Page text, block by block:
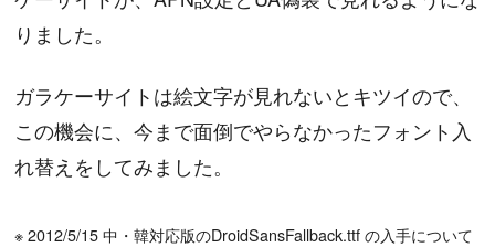
りました。
ガラケーサイトは絵文字が見れないとキツイので、
この機会に、今まで面倒でやらなかったフォント入
れ替えをしてみました。
※ 2012/5/15 中・韓対応版のDroidSansFallback.ttf の入手について